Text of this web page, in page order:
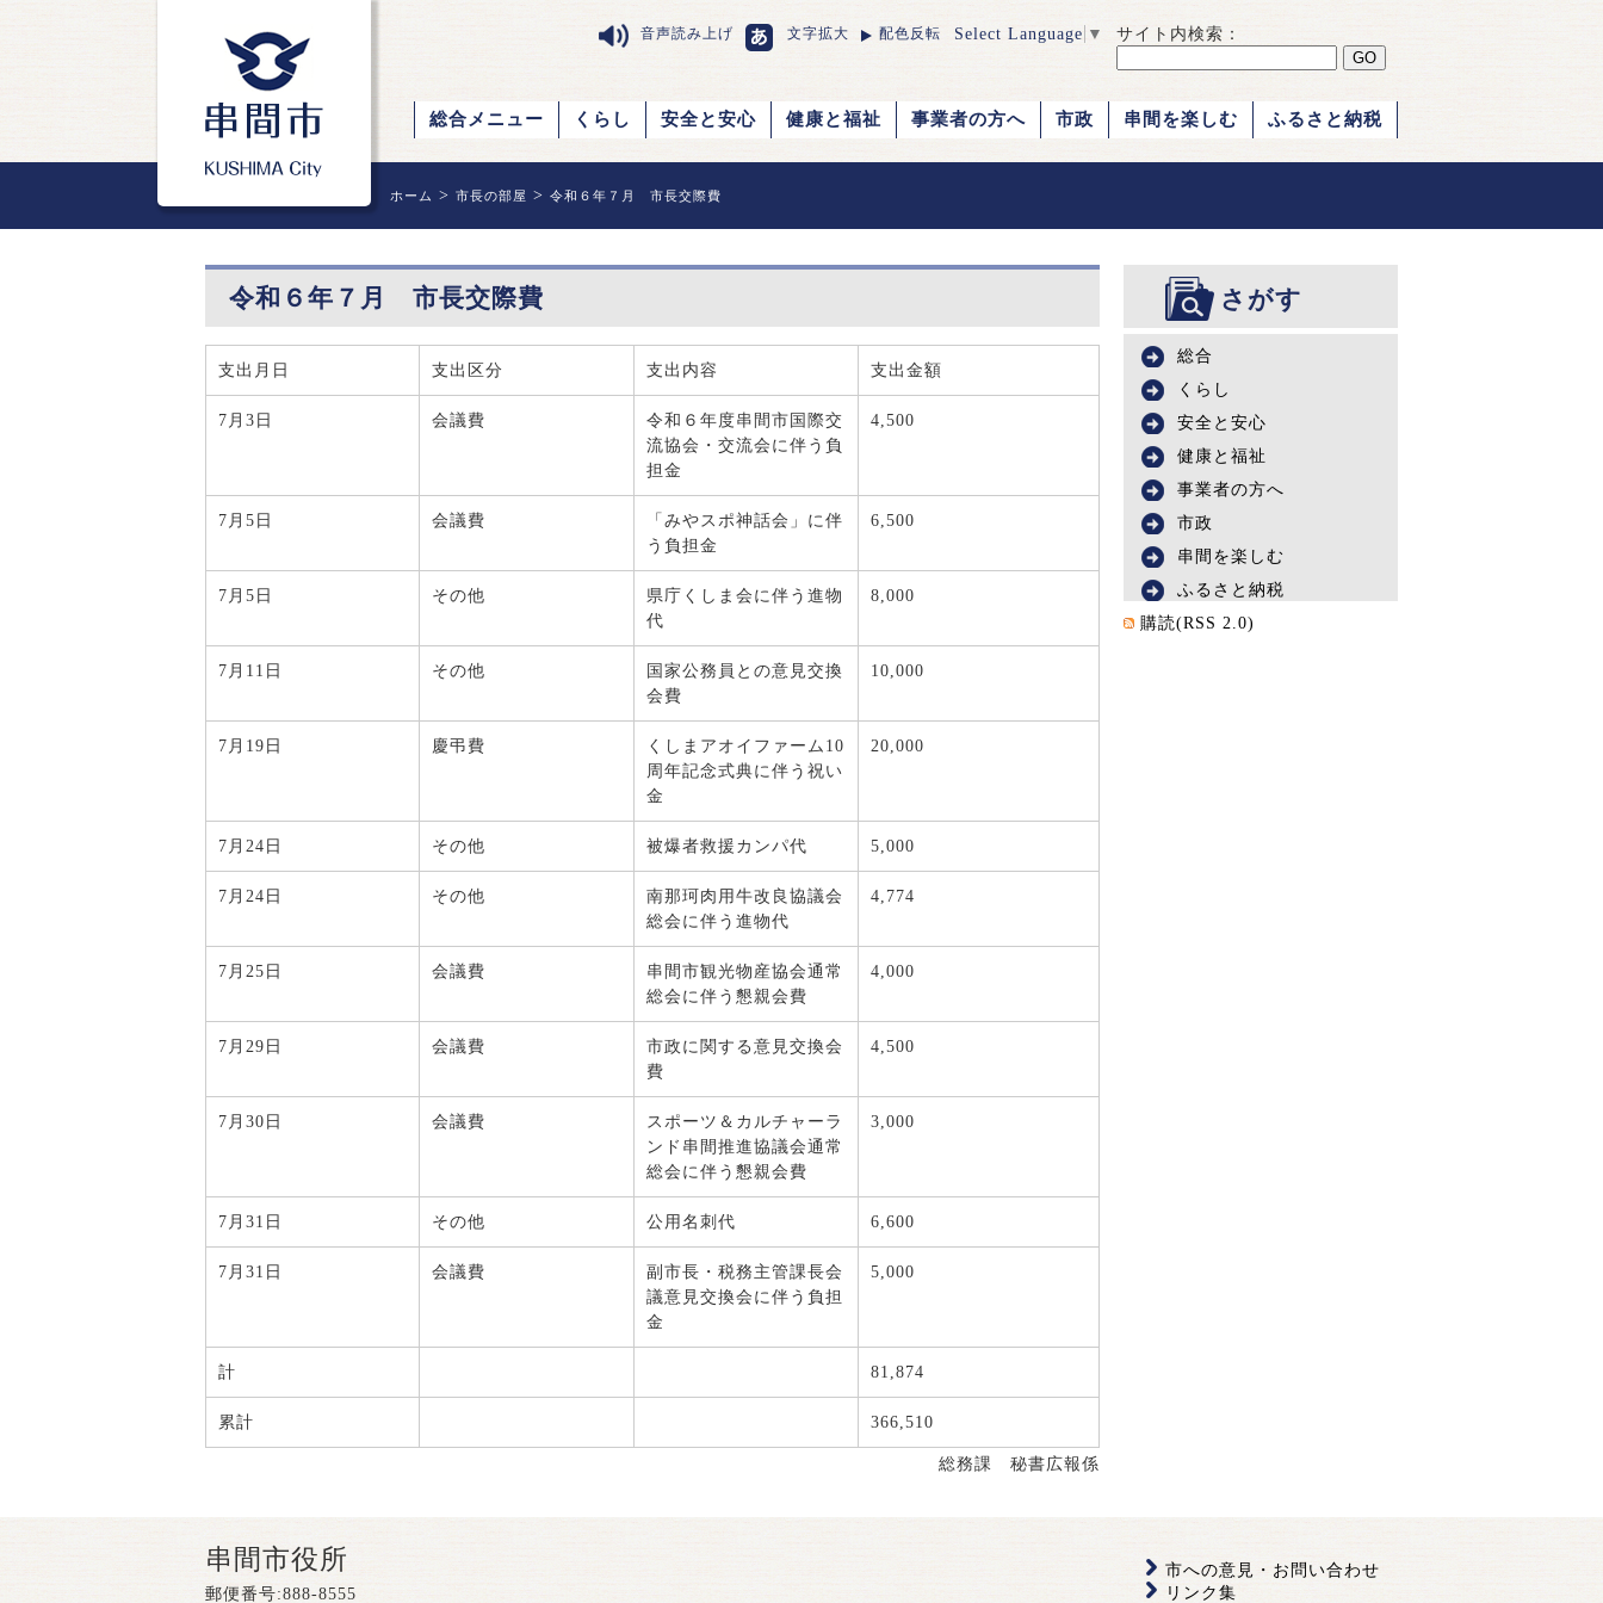
音声読み上げ 文字拡大 配色反転 Select Language ▼ サイト内検索：
総合メニュー くらし 安全と安心 健康と福祉 事業者の方へ 市政 串間を楽しむ ふるさと納税
ホーム > 市長の部屋 > 令和６年７月 市長交際費
令和６年７月 市長交際費
支出月日 支出区分 支出内容 支出金額
7月3日 会議費
令和６年度串間市国際交
流協会・交流会に伴う負
担金
4,500
7月5日 会議費
「みやスポ神話会」に伴
う負担金
6,500
7月5日 その他
県庁くしま会に伴う進物
代
8,000
7月11日 その他
国家公務員との意見交換
会費
10,000
7月19日 慶弔費
くしまアオイファーム10
周年記念式典に伴う祝い
金
20,000
7月24日 その他 被爆者救援カンパ代 5,000
7月24日 その他
南那珂肉用牛改良協議会
総会に伴う進物代
4,774
7月25日 会議費
串間市観光物産協会通常
総会に伴う懇親会費
4,000
7月29日 会議費
市政に関する意見交換会
費
4,500
7月30日 会議費
スポーツ＆カルチャーラ
ンド串間推進協議会通常
総会に伴う懇親会費
3,000
7月31日 その他 公用名刺代 6,600
7月31日 会議費
副市長・税務主管課長会
議意見交換会に伴う負担
金
5,000
計 81,874
累計 366,510
総務課 秘書広報係
さがす
総合
くらし
安全と安心
健康と福祉
事業者の方へ
市政
串間を楽しむ
ふるさと納税
購読(RSS 2.0)
串間市役所
郵便番号:888-8555
市への意見・お問い合わせ
リンク集